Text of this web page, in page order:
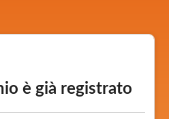
è già registrato